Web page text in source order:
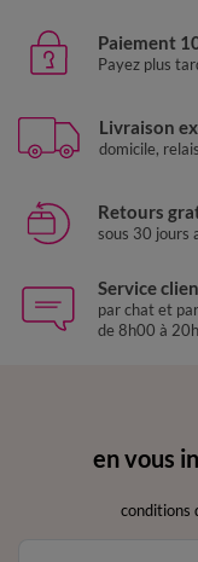
Paiement
Payez plus
Livraison
domicile,
Retours
sous 30 jours
Service
par chat et
de 8h00 à
en vous
conditions